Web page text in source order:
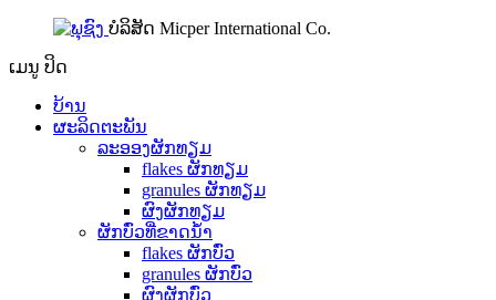
ບໍລິສັດ Micper International Co.
ເມນູ ປິດ
ບ້ານ
ຜະລິດຕະພັນ
ລະອອງຜັກທຽມ
flakes ຜັກທຽມ
granules ຜັກທຽມ
ຜົງຜັກທຽມ
ຜັກບົ່ວທີ່ຂາດນ້ໍາ
flakes ຜັກບົ່ວ
granules ຜັກບົ່ວ
ຜົງຜັກບົ່ວ